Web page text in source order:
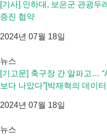
[기사] 인하대, 보은군 관광두
증진 협약
2024년 07월 18일
뉴스
[기고문] 축구장 간 알파고…
보다 나았다”[박재혁의 데이
2024년 07월 18일
뉴스